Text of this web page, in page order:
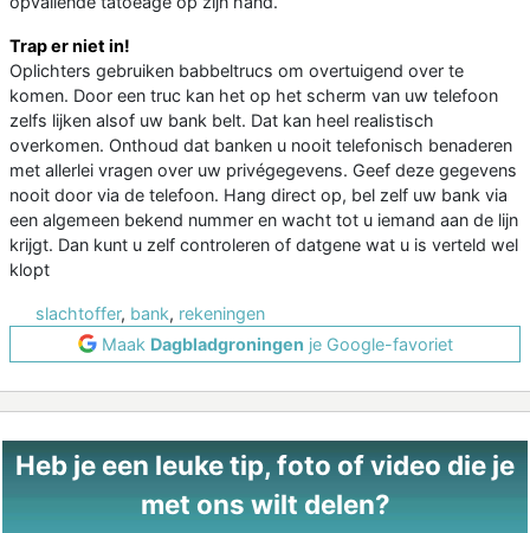
Trap er niet in!
Oplichters gebruiken babbeltrucs om overtuigend over te
komen. Door een truc kan het op het scherm van uw telefoon
zelfs lijken alsof uw bank belt. Dat kan heel realistisch
overkomen. Onthoud dat banken u nooit telefonisch benaderen
met allerlei vragen over uw privégegevens. Geef deze gegevens
nooit door via de telefoon. Hang direct op, bel zelf uw bank via
een algemeen bekend nummer en wacht tot u iemand aan de lijn
krijgt. Dan kunt u zelf controleren of datgene wat u is verteld wel
klopt
slachtoffer, bank, rekeningen
Maak Dagbladgroningen je Google-favoriet
Heb je een leuke tip, foto of video die je
met ons wilt delen?